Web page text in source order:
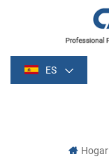
ES
Hogar